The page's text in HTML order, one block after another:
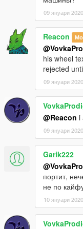
09 януари 2020
Reacon
his wheel
rejected
09 януари 2020
@Reacon i
09 януари 2020
Garik222
портит,
не по
10 януари 2020